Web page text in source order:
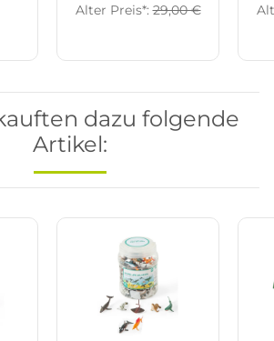
Alter Preis*:29,00 €
dazu folgende
Artikel: